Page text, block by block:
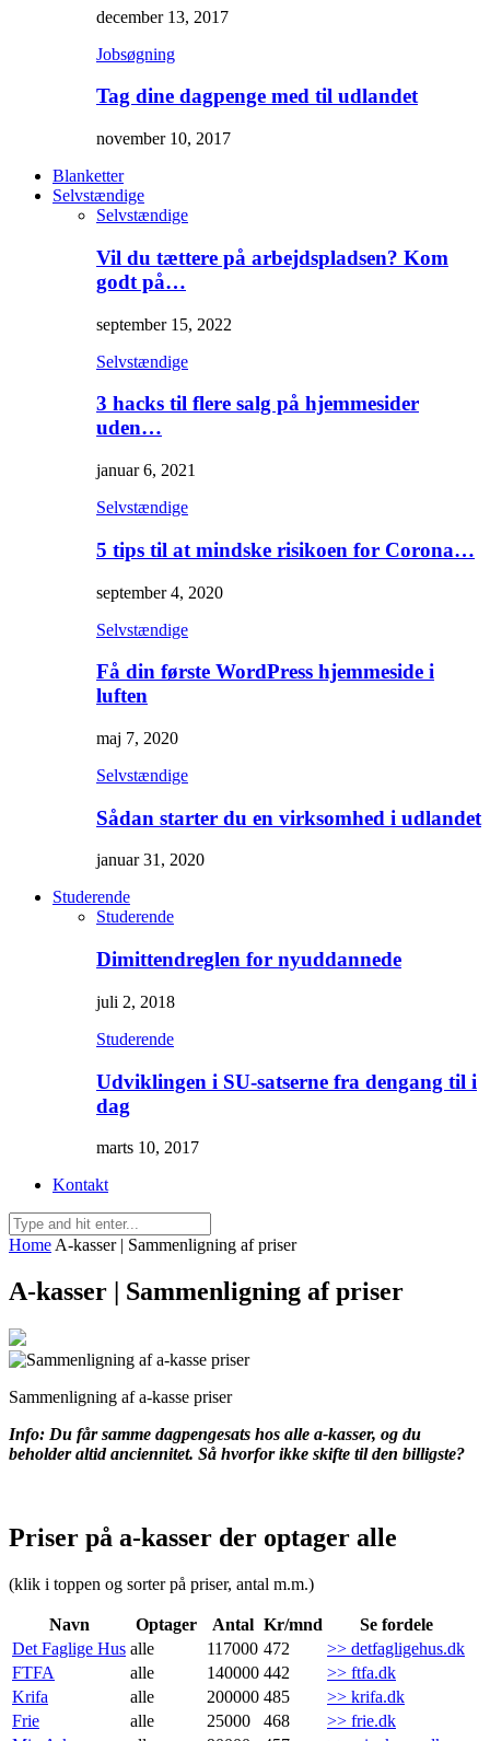
december 13, 2017
Jobsøgning
Tag dine dagpenge med til udlandet
november 10, 2017
Blanketter
Selvstændige
Selvstændige
Vil du tættere på arbejdspladsen? Kom
godt på…
september 15, 2022
Selvstændige
3 hacks til flere salg på hjemmesider
uden…
januar 6, 2021
Selvstændige
5 tips til at mindske risikoen for Corona…
september 4, 2020
Selvstændige
Få din første WordPress hjemmeside i
luften
maj 7, 2020
Selvstændige
Sådan starter du en virksomhed i udlandet
januar 31, 2020
Studerende
Studerende
Dimittendreglen for nyuddannede
juli 2, 2018
Studerende
Udviklingen i SU-satserne fra dengang til i
dag
marts 10, 2017
Kontakt
Home A-kasser | Sammenligning af priser
A-kasser | Sammenligning af priser
Sammenligning af a-kasse priser
Info: Du får samme dagpengesats hos alle a-kasser, og du
beholder altid anciennitet. Så hvorfor ikke skifte til den billigste?
Priser på a-kasser der optager alle
(klik i toppen og sorter på priser, antal m.m.)
Navn Optager Antal Kr/mnd
Se fordele
Det Faglige Hus alle 117000 472
>> detfagligehus.dk
FTFA
alle 140000 442
>> ftfa.dk
Krifa
alle 200000 485
>> krifa.dk
Frie
alle 25000 468
>> frie.dk